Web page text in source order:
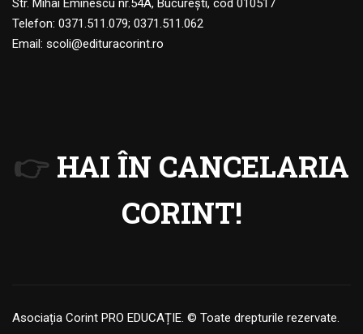
Str. Mihai Eminescu nr.54A, Bucureşti, cod 010517
Telefon: 0371.511.079; 0371.511.062
Email: scoli@edituracorint.ro
👉 HAI ÎN CANCELARIA
CORINT!
Asociația Corint PRO EDUCAȚIE. © Toate drepturile rezervate.